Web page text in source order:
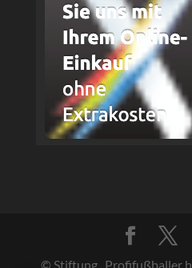
© Stiftung „Profifußballer